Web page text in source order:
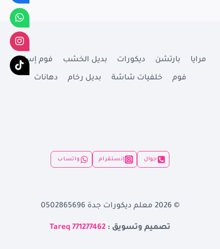
مرايا بارتشن ديكورات بديل الخشب فوم إستيل
فوم خلفيات شاشة بديل رخام دهانات
جوال إنستقرام واتساب
© 2026 معلم ديكورات جدة 0502865696
تصميم وتسويق : Tareq 771277462